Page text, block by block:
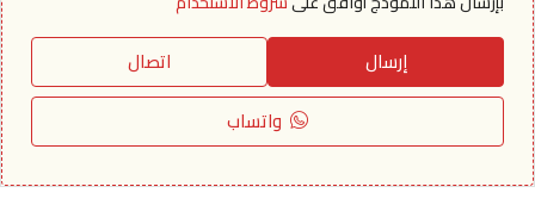
إرسال
اتصال
واتساب